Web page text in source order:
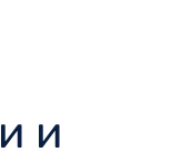
и